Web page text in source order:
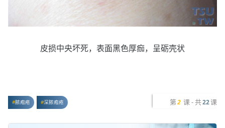
皮损中央坏死，表面黑色厚痂，呈砺壳状
脓疱疮 深脓疱疮 第 2 课 - 共22课